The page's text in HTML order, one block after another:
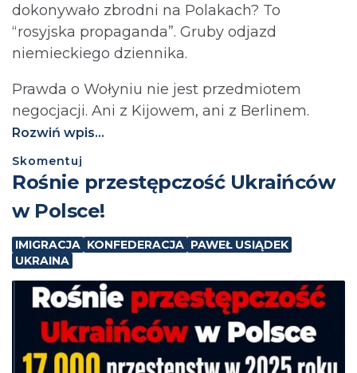
dokonywało zbrodni na Polakach? To
“rosyjska propaganda”. Gruby odjazd
niemieckiego dziennika.
Prawda o Wołyniu nie jest przedmiotem
negocjacji. Ani z Kijowem, ani z Berlinem.⁩
Rozwiń wpis...
Skomentuj
Rośnie przestępczość Ukraińców
w Polsce!
IMIGRACJA KONFEDERACJA PAWEŁ USIĄDEK
UKRAINA